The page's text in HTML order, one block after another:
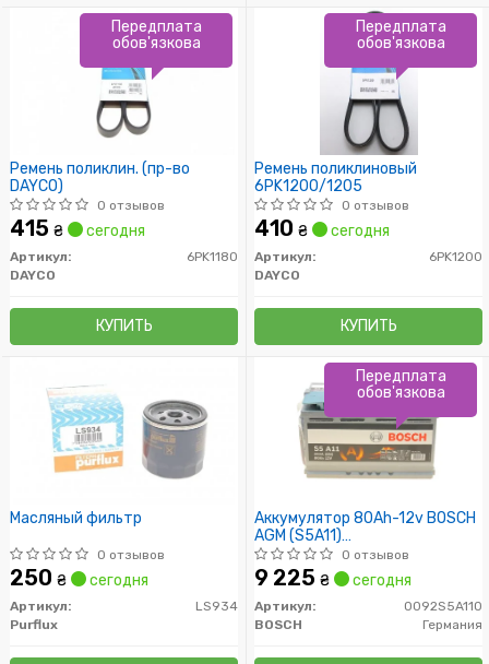
Ремень поликлин. (пр-во
DAYCO)
0 отзывов
415 ₴ сегодня
Артикул:
6PK1180
DAYCO
КУПИТЬ
Передплата
обов'язкова
Ремень поликлиновый
6PK1200/1205
0 отзывов
410 ₴ сегодня
Артикул:
6PK1200
DAYCO
КУПИТЬ
Передплата
обов'язкова
Масляный фильтр
0 отзывов
250 ₴ сегодня
Артикул:
LS934
Purflux
Аккумулятор 80Ah-12v BOSCH
AGM (S5A11)
(315x175x190),R,EN800
0 отзывов
9 225 ₴ сегодня
Артикул:
0092S5A110
BOSCH
Германия
Передплата
обов'язкова